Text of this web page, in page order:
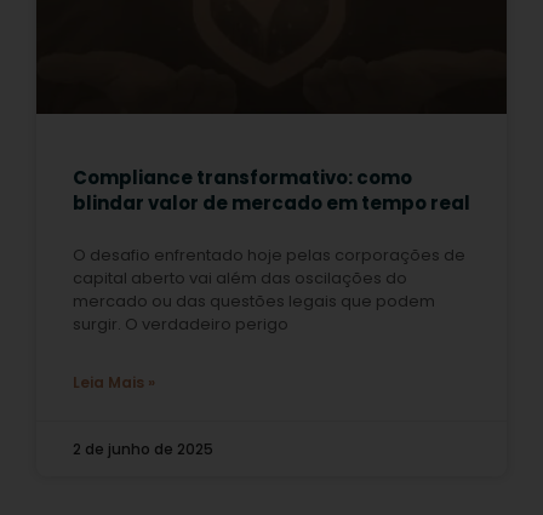
Compliance transformativo: como
blindar valor de mercado em tempo real
O desafio enfrentado hoje pelas corporações de
capital aberto vai além das oscilações do
mercado ou das questões legais que podem
surgir. O verdadeiro perigo
Leia Mais »
2 de junho de 2025